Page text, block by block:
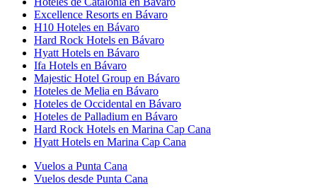
Excellence Resorts en Bávaro
H10 Hoteles en Bávaro
Hard Rock Hotels en Bávaro
Hyatt Hotels en Bávaro
Ifa Hotels en Bávaro
Majestic Hotel Group en Bávaro
Hoteles de Melia en Bávaro
Hoteles de Occidental en Bávaro
Hoteles de Palladium en Bávaro
Hard Rock Hotels en Marina Cap Cana
Hyatt Hotels en Marina Cap Cana
Vuelos a Punta Cana
Vuelos desde Punta Cana